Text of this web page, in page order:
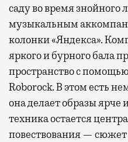
саду во время знойного
музыкальным
колонки «Яндекса».
яркого и бурного бала
пространство с
Roborock. В этом есть
она делает образы ярче
техника остается
повествования — сюжет